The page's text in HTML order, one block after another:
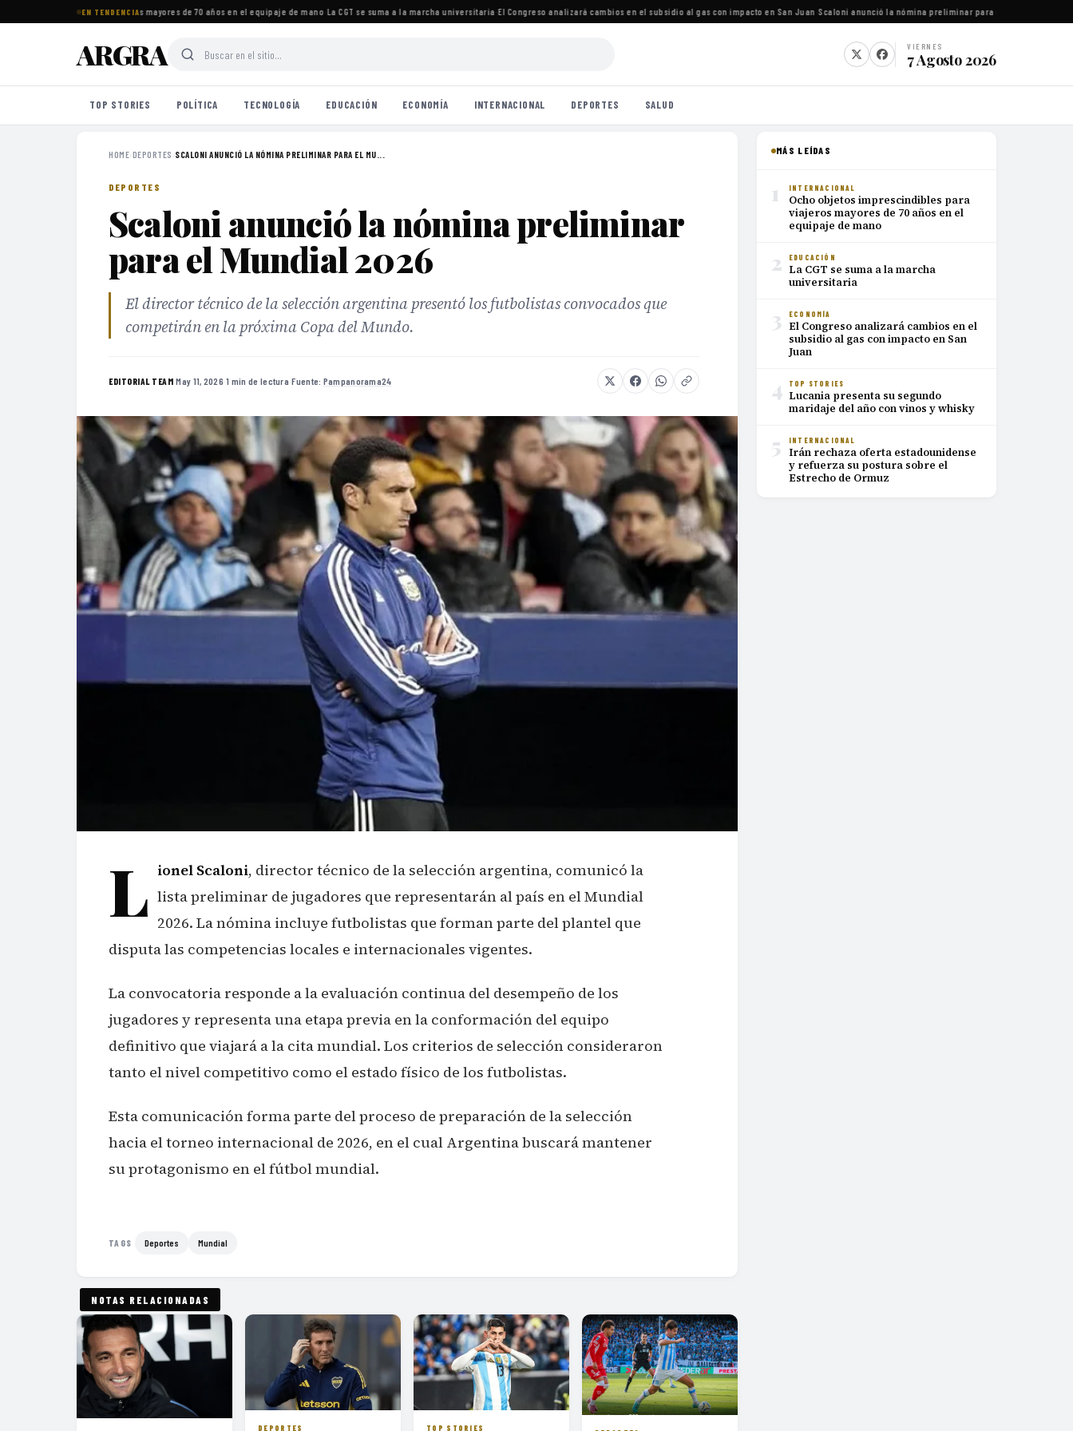
EN TENDENCIA
imprescindibles para viajeros mayores de 70 años en el equipaje de mano·La CGT se suma a la marcha universitaria·El Congreso analizará cambios en el subsidio al gas con impacto en San Juan·Scaloni anunció la nómina preliminar para el Mundial 2026
ARGRA VIERNES
7 Agosto 2026
TOP STORIES POLÍTICA TECNOLOGÍA EDUCACIÓN ECONOMÍA INTERNACIONAL DEPORTES SALUD
HOME›DEPORTES ›SCALONI ANUNCIÓ LA NÓMINA PRELIMINAR PARA EL MU...
DEPORTES
Scaloni anunció la nómina preliminar
para el Mundial 2026
El director técnico de la selección argentina presentó los futbolistas convocados que
competirán en la próxima Copa del Mundo.
EDITORIAL TEAM·May 11, 2026·1 min de lectura·Fuente: Pampanorama24
L ionel Scaloni, director técnico de la selección argentina, comunicó la
lista preliminar de jugadores que representarán al país en el Mundial
2026. La nómina incluye futbolistas que forman parte del plantel que
disputa las competencias locales e internacionales vigentes.
La convocatoria responde a la evaluación continua del desempeño de los
jugadores y representa una etapa previa en la conformación del equipo
definitivo que viajará a la cita mundial. Los criterios de selección consideraron
tanto el nivel competitivo como el estado físico de los futbolistas.
Esta comunicación forma parte del proceso de preparación de la selección
hacia el torneo internacional de 2026, en el cual Argentina buscará mantener
su protagonismo en el fútbol mundial.
TAGS Deportes Mundial
NOTAS RELACIONADAS
DEPORTES TOP STORIES
MÁS LEÍDAS
1 INTERNACIONAL
Ocho objetos imprescindibles para
viajeros mayores de 70 años en el
equipaje de mano
2 EDUCACIÓN
La CGT se suma a la marcha
universitaria
3 ECONOMÍA
El Congreso analizará cambios en el
subsidio al gas con impacto en San
Juan
4 TOP STORIES
Lucania presenta su segundo
maridaje del año con vinos y whisky
5 INTERNACIONAL
Irán rechaza oferta estadounidense
y refuerza su postura sobre el
Estrecho de Ormuz